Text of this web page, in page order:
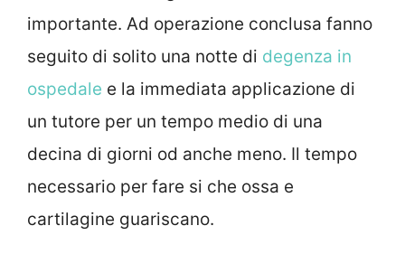
importante. Ad operazione conclusa fanno
seguito di solito una notte di degenza in
ospedale e la immediata applicazione di
un tutore per un tempo medio di una
decina di giorni od anche meno. Il tempo
necessario per fare si che ossa e
cartilagine guariscano.